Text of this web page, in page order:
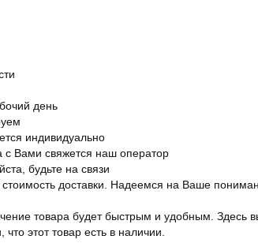
день
индивидуально
с Вами свяжется наш оператор
будьте на связи
стоимость доставки. Надеемся на Ваше
товара будет быстрым и удобным. Здесь
этот товар есть в наличии.